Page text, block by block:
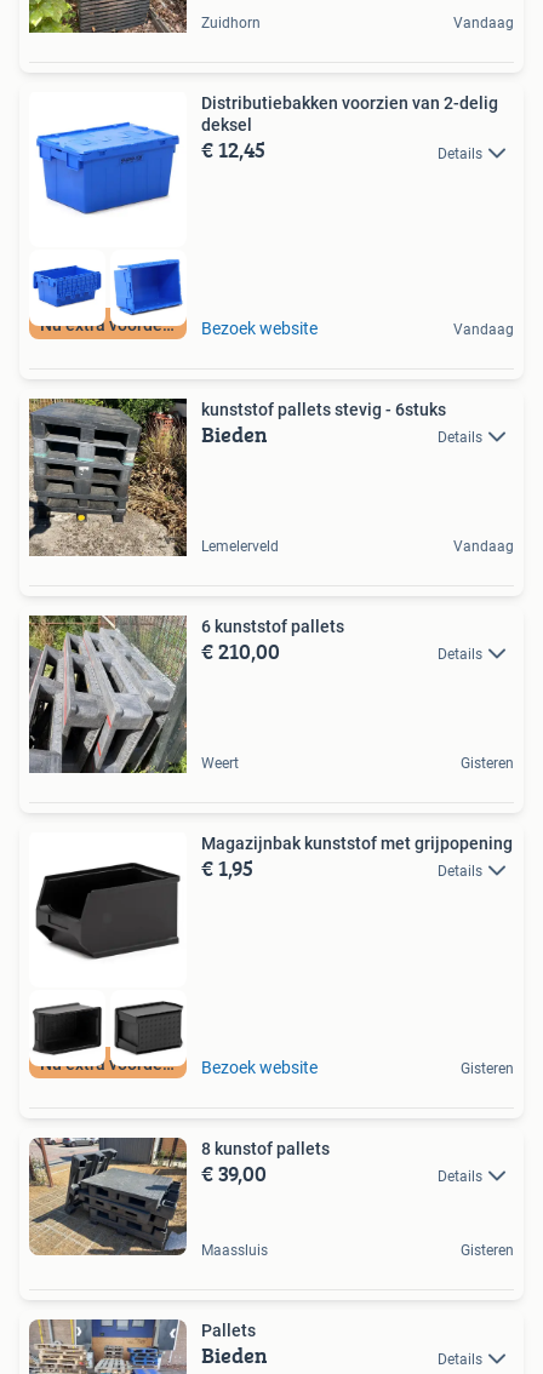
Zuidhorn Vandaag
Nu extra voordeel
Distributiebakken voorzien van 2-delig
deksel
€ 12,45 Details
Bezoek website Vandaag
kunststof pallets stevig - 6stuks
Bieden Details
Lemelerveld Vandaag
6 kunststof pallets
€ 210,00 Details
Weert Gisteren
Nu extra voordeel
Magazijnbak kunststof met grijpopening
€ 1,95 Details
Bezoek website Gisteren
8 kunstof pallets
€ 39,00 Details
Maassluis Gisteren
Pallets
Bieden Details